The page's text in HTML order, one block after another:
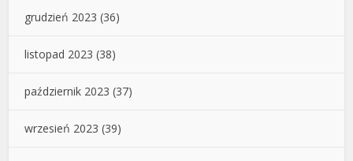
grudzień 2023 (36)
listopad 2023 (38)
październik 2023 (37)
wrzesień 2023 (39)